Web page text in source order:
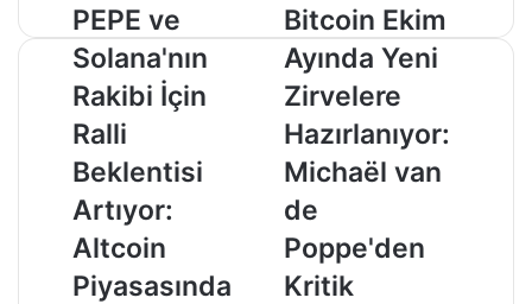
PEPE
ve
Solana'nın
Rakibi
İçin
Ralli
Beklentisi
Artıyor:
Altcoin
Piyasasında
Yükseliş
Zamanı!
PEPE ve
Solana'nın
Rakibi İçin
Ralli
Beklentisi
Artıyor:
Altcoin
Piyasasında
Bitcoin
Ekim
Ayında
Yeni
Zirvelere
Hazırlanıyor:
Michaël
van
de
Poppe'den
Kritik
Tahminler!
Bitcoin Ekim
Ayında Yeni
Zirvelere
Hazırlanıyor:
Michaël van
de
Poppe'den
Kritik